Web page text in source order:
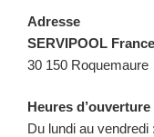
Adresse
SERVIPOOL France
30 150 Roquemaure
Heures d’ouverture
Du lundi au vendredi :